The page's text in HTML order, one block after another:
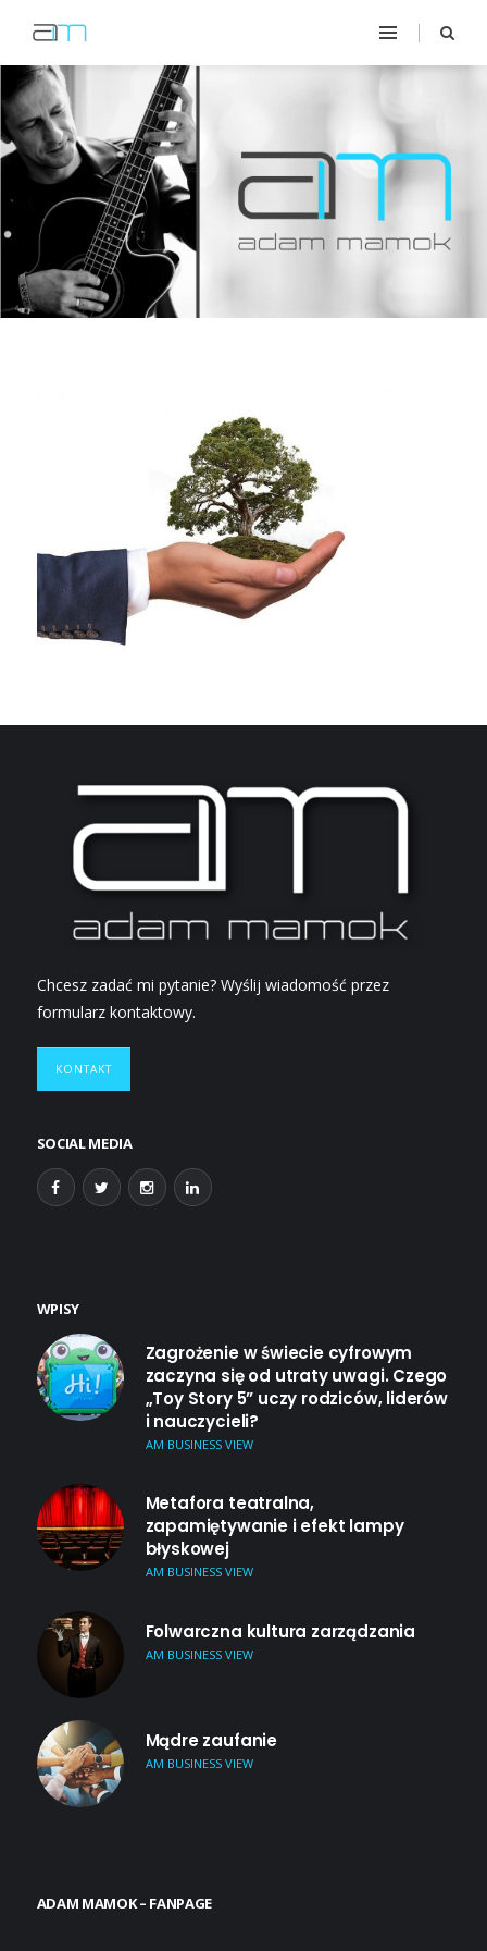
Chcesz zadać mi pytanie? Wyślij wiadomość przez
formularz kontaktowy.
KONTAKT
SOCIAL MEDIA
WPISY
Zagrożenie w świecie cyfrowym
zaczyna się od utraty uwagi. Czego
„Toy Story 5” uczy rodziców, liderów
i nauczycieli?
AM BUSINESS VIEW
Metafora teatralna,
zapamiętywanie i efekt lampy
błyskowej
AM BUSINESS VIEW
Folwarczna kultura zarządzania
AM BUSINESS VIEW
Mądre zaufanie
AM BUSINESS VIEW
ADAM MAMOK – FANPAGE